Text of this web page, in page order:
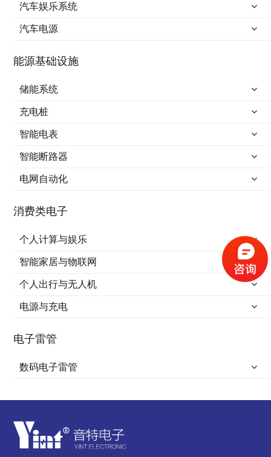
汽车娱乐系统
汽车电源
能源基础设施
储能系统
充电桩
智能电表
智能断路器
电网自动化
消费类电子
个人计算与娱乐
智能家居与物联网
个人出行与无人机
电源与充电
电子雷管
数码电子雷管